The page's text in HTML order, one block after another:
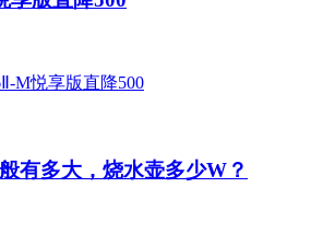
有多大，烧水壶多少W？